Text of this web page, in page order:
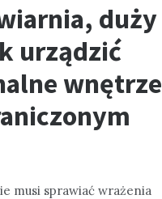
duży
urządzić
wnętrze
musi sprawiać wrażenia